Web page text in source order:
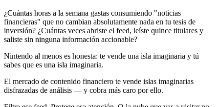
¿Cuántas horas a la semana gastas consumiendo "noticias
financieras" que no cambian absolutamente nada en tu tesis de
inversión? ¿Cuántas veces abriste el feed, leíste quince titulares y
saliste sin ninguna información accionable?
Nintendo al menos es honesta: te vende una isla imaginaria y tú
sabes que es una isla imaginaria.
El mercado de contenido financiero te vende islas imaginarias
disfrazadas de análisis — y cobra más caro por ello.